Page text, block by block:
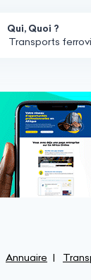
Qui, Quoi ?
Annuaire